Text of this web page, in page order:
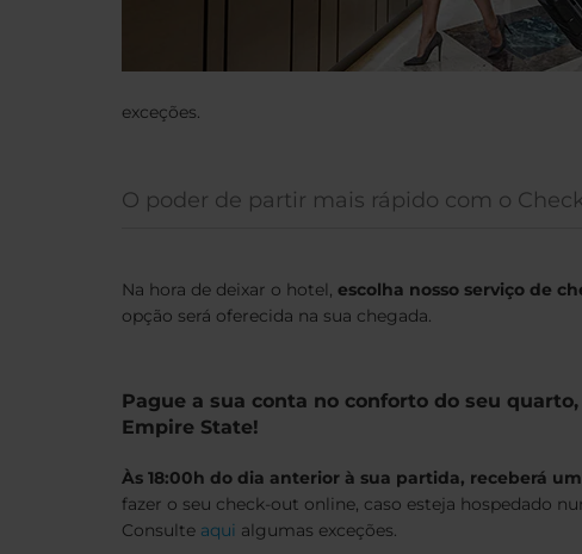
exceções.
O poder de partir mais rápido com o
Na hora de deixar o hotel, escolha nosso serviço de
opção será oferecida na sua chegada.
Pague a sua conta no conforto do seu
Empire State!
Às 18:00h do dia anterior à sua partida, receberá
fazer o seu check-out online, caso esteja hospedado
Consulte aqui algumas exceções.